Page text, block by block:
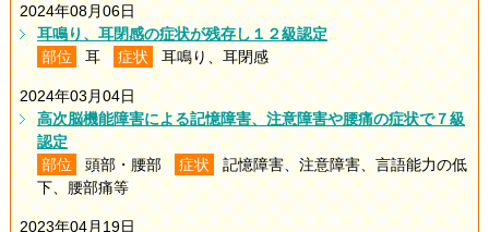
2024年08月06日
耳鳴り、耳閉感の症状が残存し１２級認定
部位
耳 症状 耳鳴り、耳閉感
2024年03月04日
高次脳機能障害による記憶障害、注意障害や腰痛の症状で７級
認定
部位
頭部・腰部 症状
記憶障害、注意障害、言語能力の低
下、腰部痛等
2023年04月19日